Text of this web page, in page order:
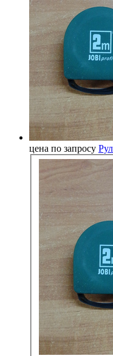
цена по запросу